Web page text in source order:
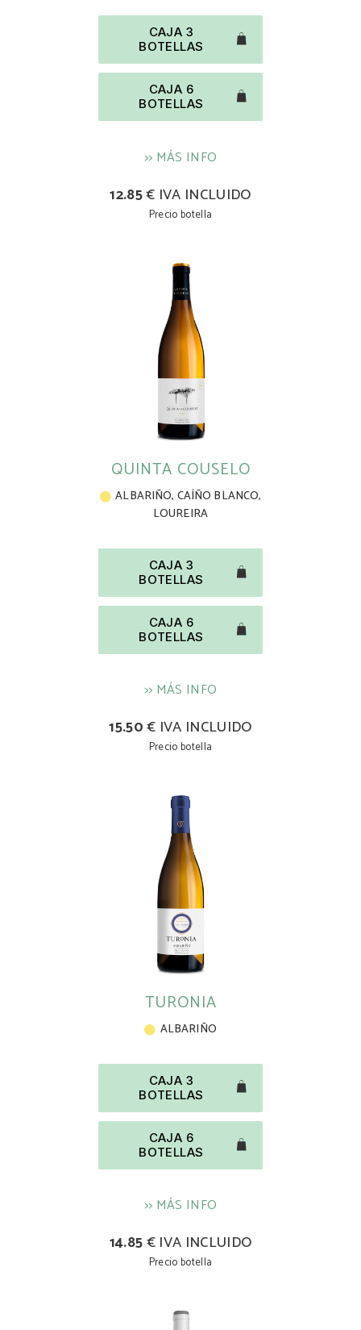
CAJA 3
BOTELLAS
CAJA 6
BOTELLAS
>> MÁS INFO
12.85€ IVA INCLUIDO
Precio botella
QUINTA COUSELO
ALBARIÑO, CAÍÑO BLANCO,
LOUREIRA
CAJA 3
BOTELLAS
CAJA 6
BOTELLAS
>> MÁS INFO
15.50€ IVA INCLUIDO
Precio botella
TURONIA
ALBARIÑO
CAJA 3
BOTELLAS
CAJA 6
BOTELLAS
>> MÁS INFO
14.85€ IVA INCLUIDO
Precio botella